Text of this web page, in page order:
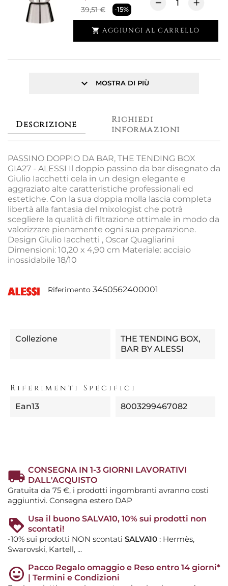
39,51 € -15%
 AGGIUNGI AL CARRELLO
keyboard_arrow_down MOSTRA DI PIÙ
Descrizione
Richiedi
informazioni
PASSINO DOPPIO DA BAR, THE TENDING BOX
GIA27 - ALESSI Il doppio passino da bar disegnato da
Giulio Iacchetti cela in un design elegante e
aggraziato alte caratteristiche professionali ed
estetiche. Con la sua doppia molla lascia completa
libertà alla fantasia del mixologist che potrà
scegliere la qualità di filtrazione ottimale in modo da
valorizzare pienamente ogni sua preparazione.
Design Giulio Iacchetti , Oscar Quagliarini
Dimensioni: 10,20 x 4,90 cm Materiale: acciaio
inossidabile 18/10
Riferimento 3450562400001
Collezione
THE TENDING BOX,
BAR BY ALESSI
Riferimenti Specifici
Ean13 8003299467082
CONSEGNA IN 1-3 GIORNI LAVORATIVI
DALL'ACQUISTO
Gratuita da 75 €, i prodotti ingombranti avranno costi
aggiuntivi. Consegna estero DAP
Usa il buono SALVA10, 10% sui prodotti non
scontati!
-10% sui prodotti NON scontati SALVA10 : Hermès,
Swarovski, Kartell, ...
Pacco Regalo omaggio e Reso entro 14 giorni*
| Termini e Condizioni